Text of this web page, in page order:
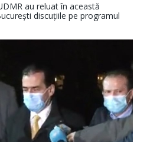
au reluat în această
discuțiile pe programul